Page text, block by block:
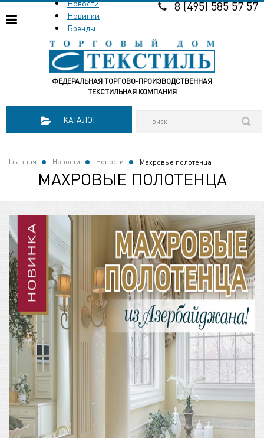
ФЕДЕРАЛЬНАЯ ТОРГОВО-ПРОИЗВОДСТВЕННАЯ
ТЕКСТИЛЬНАЯ КОМПАНИЯ
Новости
Новинки
Бренды
8 (495) 585 57 57
КАТАЛОГ
Главная Новости Новости Махровые полотенца
МАХРОВЫЕ ПОЛОТЕНЦА